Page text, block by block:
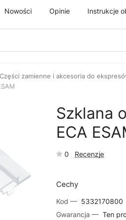
Nowości Opinie Instrukcje
Części zamienne i akcesoria do
Szklana
ECA
0 Recenzje
Cechy
Kod — 5332170800
Gwarancja — Ten